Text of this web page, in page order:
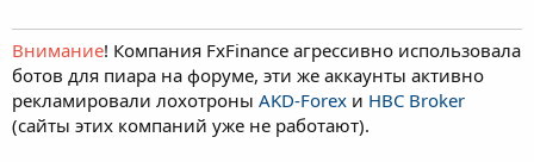
Внимание! Компания FxFinance агрессивно использовала
ботов для пиара на форуме, эти же аккаунты активно
рекламировали лохотроны AKD-Forex и HBС Broker
(сайты этих компаний уже не работают).